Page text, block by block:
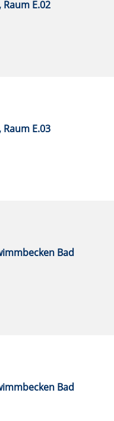
Raum E.02
Raum E.03
Bad
Bad